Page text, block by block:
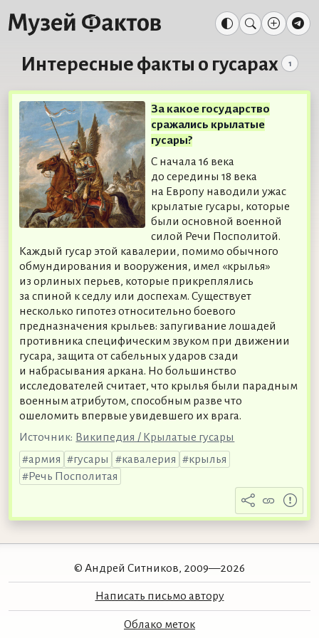
Интересные факты о гусарах 1
За какое государство
сражались крылатые
гусары?
С начала 16 века
до середины 18 века
на Европу наводили ужас
крылатые гусары, которые
были основной военной
силой Речи Посполитой.
Каждый гусар этой кавалерии, помимо обычного
обмундирования и вооружения, имел «крылья»
из орлиных перьев, которые прикреплялись
за спиной к седлу или доспехам. Существует
несколько гипотез относительно боевого
предназначения крыльев: запугивание лошадей
противника специфическим звуком при движении
гусара, защита от сабельных ударов сзади
и набрасывания аркана. Но большинство
исследователей считает, что крылья были парадным
военным атрибутом, способным разве что
ошеломить впервые увидевшего их врага.
Источник: Википедия / Крылатые гусары
армия
гусары кавалерия
крылья
Речь Посполитая
© Андрей Ситников, 2009—2026
Написать письмо автору
Облако меток